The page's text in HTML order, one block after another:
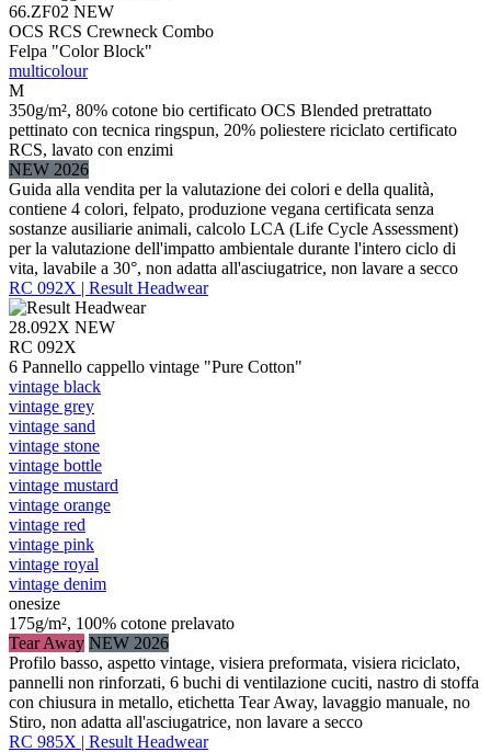
66.ZF02 NEW
OCS RCS Crewneck Combo
Felpa "Color Block"
multicolour
M
350g/m², 80% cotone bio certificato OCS Blended pretrattato
pettinato con tecnica ringspun, 20% poliestere riciclato certificato
RCS, lavato con enzimi
NEW 2026
Guida alla vendita per la valutazione dei colori e della qualità,
contiene 4 colori, felpato, produzione vegana certificata senza
sostanze ausiliarie animali, calcolo LCA (Life Cycle Assessment)
per la valutazione dell'impatto ambientale durante l'intero ciclo di
vita, lavabile a 30°, non adatta all'asciugatrice, non lavare a secco
RC 092X | Result Headwear
28.092X NEW
RC 092X
6 Pannello cappello vintage "Pure Cotton"
vintage black
vintage grey
vintage sand
vintage stone
vintage bottle
vintage mustard
vintage orange
vintage red
vintage pink
vintage royal
vintage denim
onesize
175g/m², 100% cotone prelavato
Tear Away NEW 2026
Profilo basso, aspetto vintage, visiera preformata, visiera riciclato,
pannelli non rinforzati, 6 buchi di ventilazione cuciti, nastro di stoffa
con chiusura in metallo, etichetta Tear Away, lavaggio manuale, no
Stiro, non adatta all'asciugatrice, non lavare a secco
RC 985X | Result Headwear